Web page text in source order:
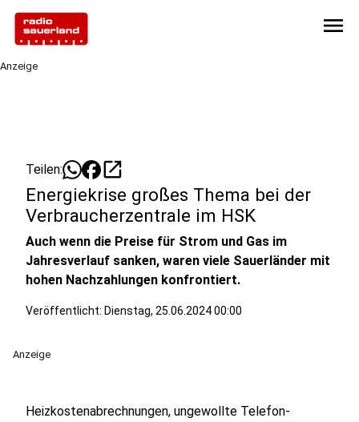
menu
Anzeige
Teilen: open_in_new
Energiekrise großes Thema bei der
Verbraucherzentrale im HSK
Auch wenn die Preise für Strom und Gas im
Jahresverlauf sanken, waren viele Sauerländer mit
hohen Nachzahlungen konfrontiert.
Veröffentlicht: Dienstag, 25.06.2024 00:00
Anzeige
Heizkostenabrechnungen, ungewollte Telefon-